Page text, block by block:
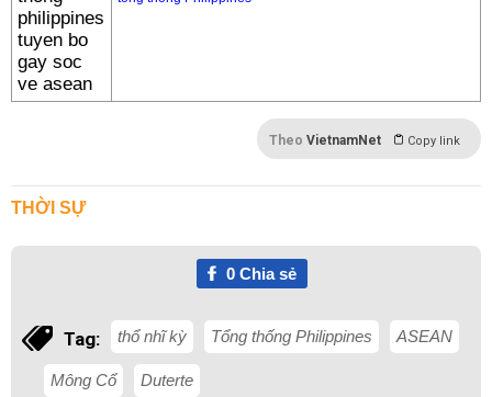
Theo VietnamNet Copy link
THỜI SỰ
0Chia sẻ
Tag: thổ nhĩ kỳ Tổng thống Philippines ASEAN
Mông Cổ Duterte